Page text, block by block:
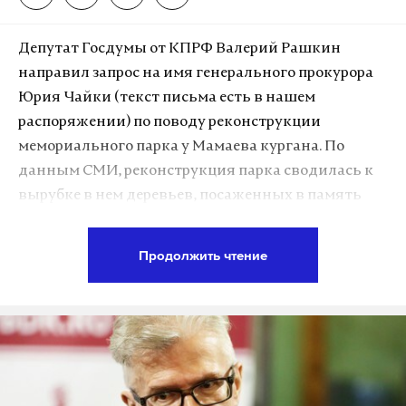
Депутат Госдумы от КПРФ Валерий Рашкин
направил запрос на имя генерального прокурора
Юрия Чайки (текст письма есть в нашем
распоряжении) по поводу реконструкции
мемориального парка у Мамаева кургана. По
данным СМИ, реконструкция парка сводилась к
вырубке в нем деревьев, посаженных в память
наследия.
Мемориальный парк у подножия Мамаева
кургана был создан еще до открытия мемориала,
Продолжить чтение